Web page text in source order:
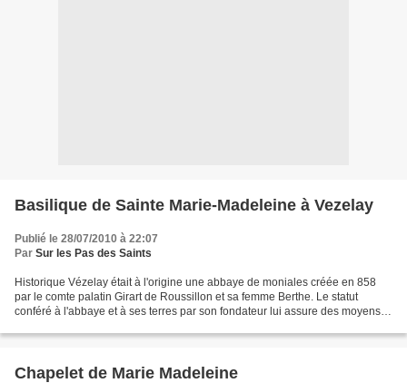
Basilique de Sainte Marie-Madeleine à Vezelay
Publié le 28/07/2010 à 22:07
Par Sur les Pas des Saints
Historique Vézelay était à l'origine une abbaye de moniales créée en 858
par le comte palatin Girart de Roussillon et sa femme Berthe. Le statut
conféré à l'abbaye et à ses terres par son fondateur lui assure des moyens
Chapelet de Marie Madeleine